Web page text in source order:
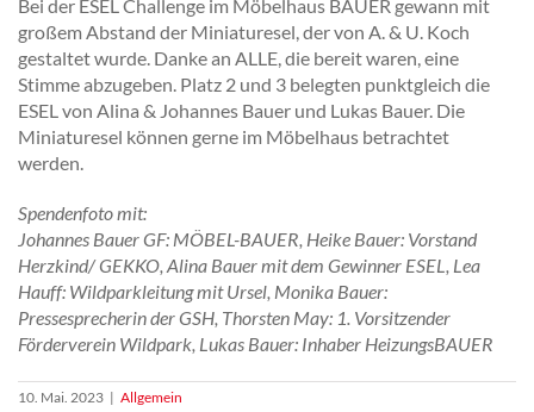
Bei der ESEL Challenge im Möbelhaus BAUER gewann mit
großem Abstand der Miniaturesel, der von A. & U. Koch
gestaltet wurde. Danke an ALLE, die bereit waren, eine
Stimme abzugeben. Platz 2 und 3 belegten punktgleich die
ESEL von Alina & Johannes Bauer und Lukas Bauer. Die
Miniaturesel können gerne im Möbelhaus betrachtet
werden.
Spendenfoto mit:
Johannes Bauer GF: MÖBEL-BAUER, Heike Bauer: Vorstand
Herzkind/ GEKKO, Alina Bauer mit dem Gewinner ESEL, Lea
Hauff: Wildparkleitung mit Ursel, Monika Bauer:
Pressesprecherin der GSH, Thorsten May: 1. Vorsitzender
Förderverein Wildpark, Lukas Bauer: Inhaber HeizungsBAUER
10. Mai. 2023 | Allgemein